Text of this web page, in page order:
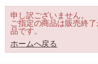
申し訳ございません。
ご指定の商品は販売終
品です。
ホームへ戻る